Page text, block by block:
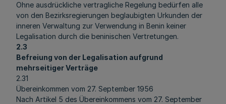
Ohne ausdrückliche vertragliche Regelung bedürfen alle
von den Bezirksregierungen beglaubigten Urkunden der
inneren Verwaltung zur Verwendung in Benin keiner
Legalisation durch die beninischen Vertretungen.
2.3
Befreiung von der Legalisation aufgrund
mehrseitiger Verträge
2.31
Übereinkommen vom 27. September 1956
Nach Artikel 5 des Übereinkommens vom 27. September